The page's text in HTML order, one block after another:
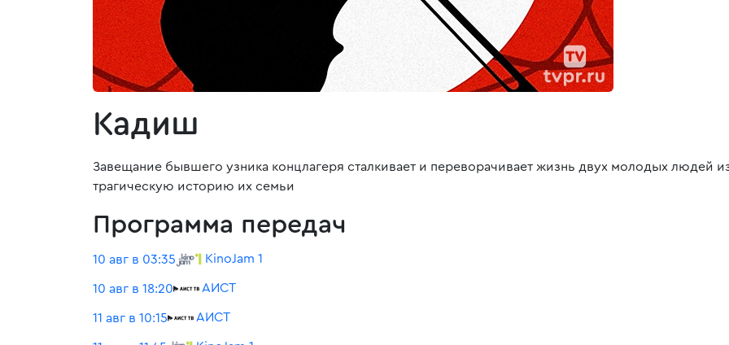
Кадиш
Завещание бывшего узника концлагеря сталкивает и переворачивает жизнь двух молодых людей
трагическую историю их семьи
Программа передач
10 авг в 03:35 KinoJam 1
10 авг в 18:20 АИСТ
11 авг в 10:15 АИСТ